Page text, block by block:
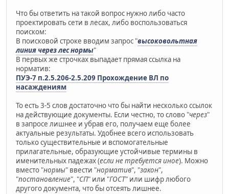
Что бы ответить на такой вопрос нужно либо часто
проектировать сети в лесах, либо воспользоваться
поиском:
В поисковой строке вводим запрос "высоковольтная
линия через лес нормы"
В первых же строчках выпадает прямая ссылка на
норматив:
ПУЭ-7 п.2.5.206-2.5.209 Прохождение ВЛ по
насаждениям
То есть 3-5 слов достаточно что бы найти несколько ссылок
на действующие документы. Если честно, то слово "через"
в запросе лишнее и убрав его, получаем еще более
актуальные результаты. Удобнее всего использовать
только существительные и вспомогательные
прилагательные, образующие устойчивые термины в
именительных падежах (если не требуется иное). Можно
вместо "нормы" ввести "норматив", "закон",
"постановление", "СП" или "ГОСТ" или шифр любого
другого документа, что бы отсеять лишнее.